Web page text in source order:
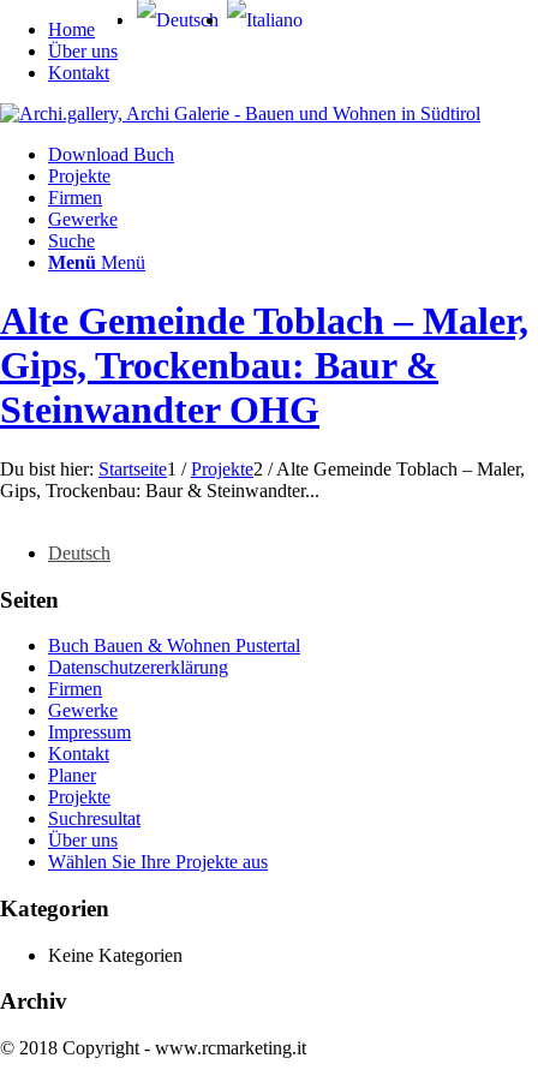
Home
Über uns
Kontakt
Download Buch
Projekte
Firmen
Gewerke
Suche
Menü Menü
Alte Gemeinde Toblach – Maler,
Gips, Trockenbau: Baur &
Steinwandter OHG
Du bist hier: Startseite1 / Projekte2 / Alte Gemeinde Toblach – Maler,
Gips, Trockenbau: Baur & Steinwandter...
Deutsch
Seiten
Buch Bauen & Wohnen Pustertal
Datenschutzererklärung
Firmen
Gewerke
Impressum
Kontakt
Planer
Projekte
Suchresultat
Über uns
Wählen Sie Ihre Projekte aus
Kategorien
Keine Kategorien
Archiv
© 2018 Copyright - www.rcmarketing.it